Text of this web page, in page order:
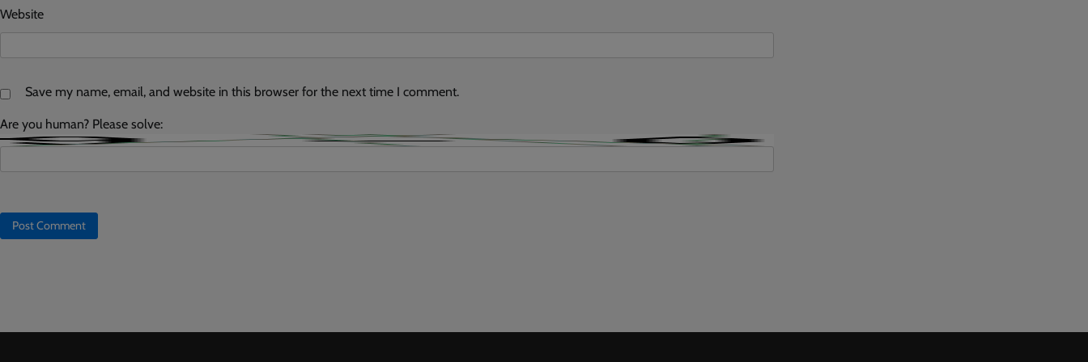
Website
Save my name, email, and website in this browser for the next time I comment.
Are you human? Please solve: